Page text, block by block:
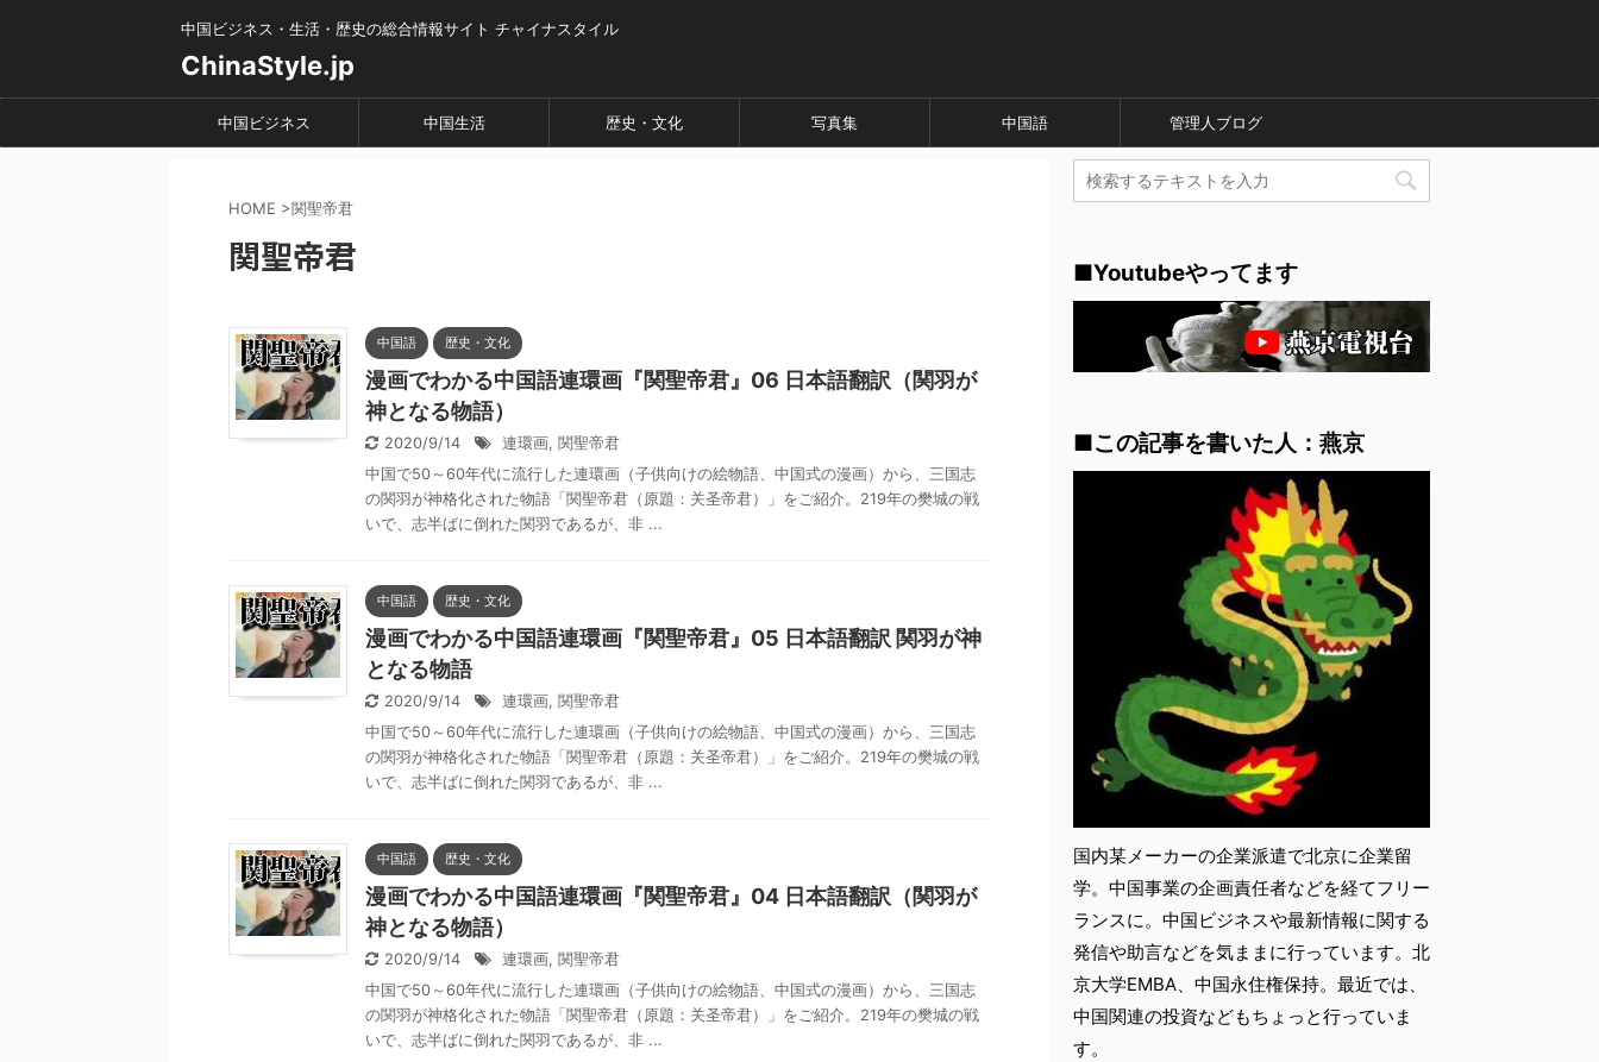
中国ビジネス・生活・歴史の総合情報サイト チャイナスタイル
ChinaStyle.jp
中国ビジネス 中国生活 歴史・文化 写真集 中国語 管理人ブログ
HOME >関聖帝君
関聖帝君
中国語 歴史・文化
漫画でわかる中国語連環画『関聖帝君』06 日本語翻訳（関羽が
神となる物語）
2020/9/14 連環画, 関聖帝君
中国で50～60年代に流行した連環画（子供向けの絵物語、中国式の漫画）から、三国志
の関羽が神格化された物語「関聖帝君（原題：关圣帝君）」をご紹介。219年の樊城の戦
いで、志半ばに倒れた関羽であるが、非 ...
中国語 歴史・文化
漫画でわかる中国語連環画『関聖帝君』05 日本語翻訳 関羽が神
となる物語
2020/9/14 連環画, 関聖帝君
中国で50～60年代に流行した連環画（子供向けの絵物語、中国式の漫画）から、三国志
の関羽が神格化された物語「関聖帝君（原題：关圣帝君）」をご紹介。219年の樊城の戦
いで、志半ばに倒れた関羽であるが、非 ...
中国語 歴史・文化
漫画でわかる中国語連環画『関聖帝君』04 日本語翻訳（関羽が
神となる物語）
2020/9/14 連環画, 関聖帝君
中国で50～60年代に流行した連環画（子供向けの絵物語、中国式の漫画）から、三国志
の関羽が神格化された物語「関聖帝君（原題：关圣帝君）」をご紹介。219年の樊城の戦
いで、志半ばに倒れた関羽であるが、非 ...
■Youtubeやってます
■この記事を書いた人：燕京
国内某メーカーの企業派遣で北京に企業留
学。中国事業の企画責任者などを経てフリー
ランスに。中国ビジネスや最新情報に関する
発信や助言などを気ままに行っています。北
京大学EMBA、中国永住権保持。最近では、
中国関連の投資などもちょっと行っていま
す。